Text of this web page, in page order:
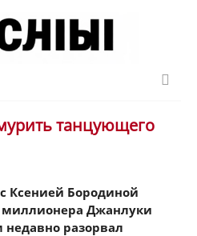
танцующего
Ксенией Бородиной
Джанлуки
недавно разорвал